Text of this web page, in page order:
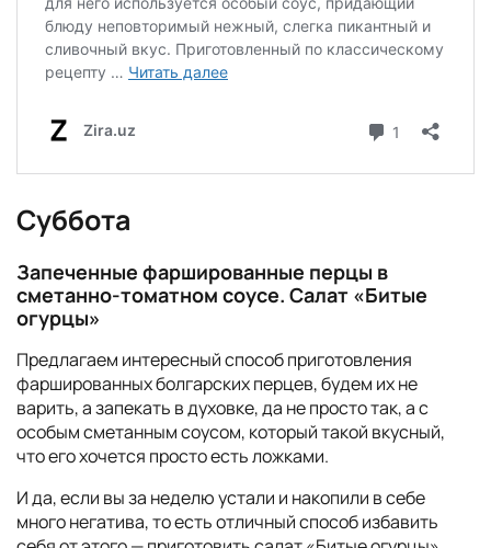
Суббота
Запеченные фаршированные перцы в
сметанно-томатном соусе. Салат «Битые
огурцы»
Предлагаем интересный способ приготовления
фаршированных болгарских перцев, будем их не
варить, а запекать в духовке, да не просто так, а с
особым сметанным соусом, который такой вкусный,
что его хочется просто есть ложками.
И да, если вы за неделю устали и накопили в себе
много негатива, то есть отличный способ избавить